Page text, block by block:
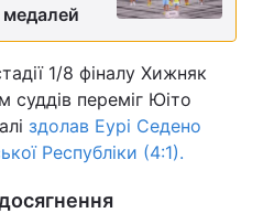
медалей
1/8 фіналу Хижняк
суддів переміг Юіто
здолав Еурі Седено
Республіки (4:1).